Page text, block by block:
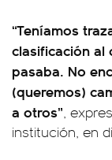
“Teníamos
clasificación al
pasaba. No
(queremos)
a otros”,
institución, en